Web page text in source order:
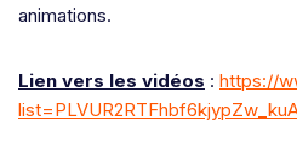
animations.
Lien vers les vidéos : https://